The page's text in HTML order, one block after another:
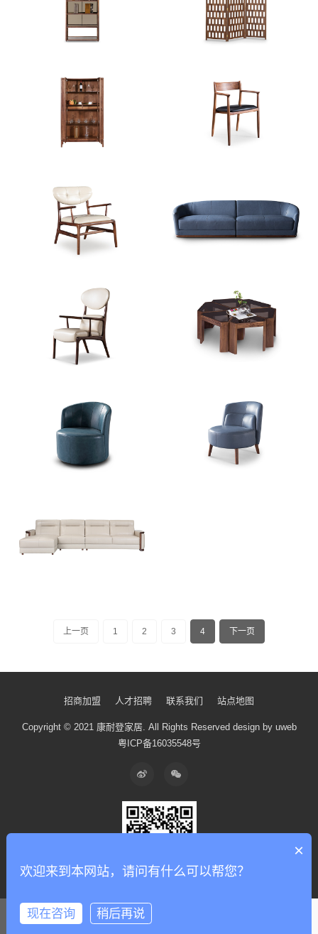
上一页 1 2 3 4 下一页
招商加盟 人才招聘 联系我们 站点地图
Copyright © 2021 康耐登家居. All Rights Reserved design by uweb
粤ICP备16035548号
×
欢迎来到本网站，请问有什么可以帮您？
现在咨询 稍后再说